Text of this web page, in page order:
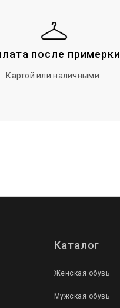
после примерки
Картой или наличными
Каталог
Женская обувь
Мужская обувь